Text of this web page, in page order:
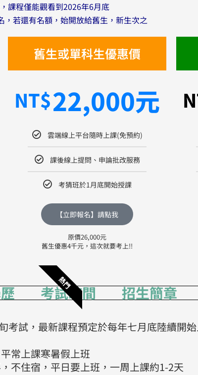
課程僅能觀看到2026年6月底
，若還有名額，始開放給舊生，新生次之
舊生或單科生優惠價
NT$22,000元
雲端線上平台隨時上課(免預約)
課後線上提問、申論批改服務
考猜班於1月底開始授課
【立即報名】請點我
原價26,000元
舊生優惠4千元，這次就要考上!!
熱門
考試時間 招生簡章
考試，最新課程預定於每年七月底陸續開
常上課寒暑假上班
不住宿，平日要上班，一周上課約1-2天